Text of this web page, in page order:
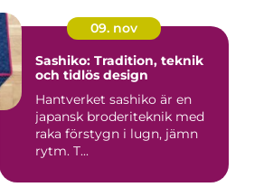
09. nov
Sashiko: Tradition, teknik
och tidlös design
Hantverket sashiko är en
japansk broderiteknik med
raka förstygn i lugn, jämn
rytm. T...